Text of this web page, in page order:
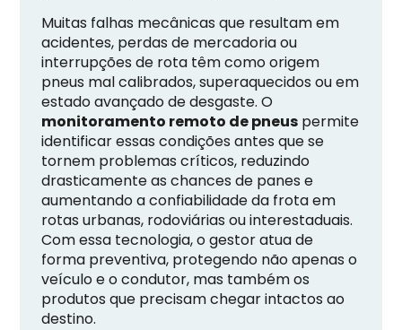
Muitas falhas mecânicas que resultam em
acidentes, perdas de mercadoria ou
interrupções de rota têm como origem
pneus mal calibrados, superaquecidos ou em
estado avançado de desgaste. O
monitoramento remoto de pneus permite
identificar essas condições antes que se
tornem problemas críticos, reduzindo
drasticamente as chances de panes e
aumentando a confiabilidade da frota em
rotas urbanas, rodoviárias ou interestaduais.
Com essa tecnologia, o gestor atua de
forma preventiva, protegendo não apenas o
veículo e o condutor, mas também os
produtos que precisam chegar intactos ao
destino.